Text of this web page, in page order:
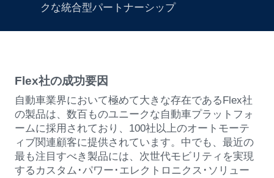
クな統合型パートナーシップ
Flex社の成功要因
自動車業界において極めて大きな存在であるFlex社
の製品は、数百ものユニークな自動車プラットフォ
ームに採用されており、100社以上のオートモーテ
ィブ関連顧客に提供されています。中でも、最近の
最も注目すべき製品には、次世代モビリティを実現
するカスタム･パワー･エレクトロニクス･ソリュー